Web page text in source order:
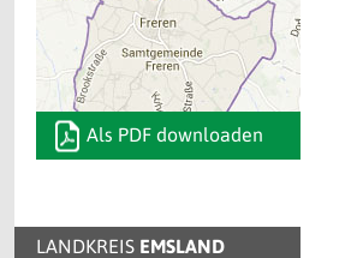
Als PDF downloaden
LANDKREIS EMSLAND